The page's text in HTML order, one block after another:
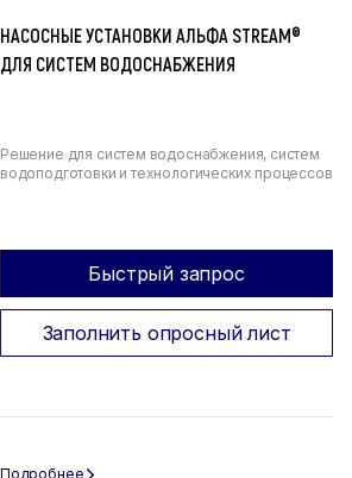
НАСОСНЫЕ УСТАНОВКИ АЛЬФА STREAM®
ДЛЯ СИСТЕМ ВОДОСНАБЖЕНИЯ
Решение для систем водоснабжения, систем
водоподготовки и технологических процессов
Быстрый запрос
Заполнить опросный лист